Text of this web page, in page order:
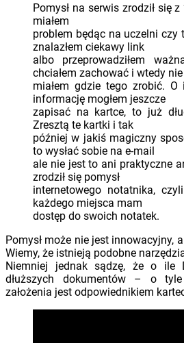
Pomysł na serwis zrodził się
miałem
problem będąc na uczelni czy
znalazłem ciekawy link
albo przeprowadziłem
chciałem zachować i wtedy nie
miałem gdzie tego zrobić.
informację mogłem jeszcze
zapisać na kartce, to już
Zresztą te kartki i tak
później w jakiś magiczny
to wysłać sobie na e-mail
ale nie jest to ani praktyczne
zrodził się pomysł
internetowego notatnika,
każdego miejsca mam
dostęp do swoich notatek.
Pomysł może nie jest innowacyjny,
Wiemy, że istnieją podobne
Niemniej jednak sądzę, że o ile
dłuższych dokumentów – o
założenia jest odpowiednikiem